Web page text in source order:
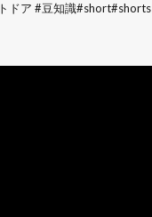
トドア #豆知識#short#shorts